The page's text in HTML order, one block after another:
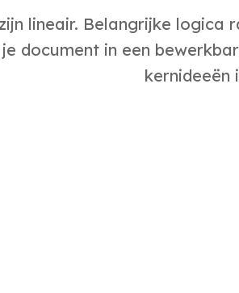
lineair. Belangrijke
document in een
kernideeën